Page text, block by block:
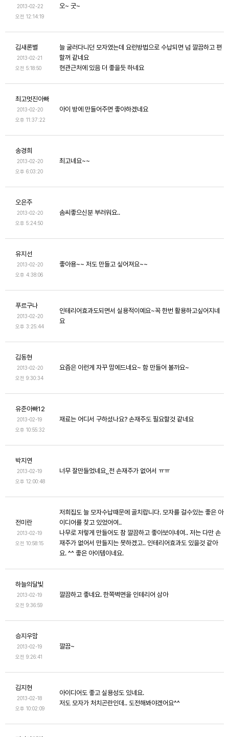
2013-02-22
오전 12:14:19
오~ 굿~
김새론별
2013-02-21
오전 5:18:50
늘 굴러다니던 모자였는데 요런방법으로 수납되면 넘 깔끔하고 편
할꺼 같네요
현관근처에 있음 더 좋을듯 하네요
최고멋진아빠
2013-02-20
오후 11:37:22
아이 방에 만들어주면 좋아하겠네요
송경희
2013-02-20
오후 6:03:20
최고네요~~
오은주
2013-02-20
오후 5:24:50
솜씨좋으신분 부러워요..
유지선
2013-02-20
오후 4:38:06
좋아용~~ 저도 만들고 싶어져요~~
푸르구나
2013-02-20
오후 3:25:44
인테리어효과도되면서 실용적이예요~꼭 한번 활용하고싶어지네
요
김동현
2013-02-20
오전 9:30:34
요즘은 이런게 자꾸 맘에드네요~ 함 만들어 볼까요~
유준아빠12
2013-02-19
오후 10:55:32
재료는 어디서 구하셨나요? 손재주도 필요할것 같네요
박지연
2013-02-19
오후 12:00:48
너무 잘만들었네요,,전 손재주가 없어서 ㅠㅠ
전미란
2013-02-19
오전 10:58:15
저희집도 늘 모자수납때문에 골치랍니다. 모자를 걸수있는 좋은 아
이디어를 찾고 있었어여..
나무로 저렇게 만들어도 참 깔끔하고 좋아보이네여.. 저는 다만 손
재주가 없어서 만들지는 못하겠고.. 인테리어효과도 있을것 같아
요. ^^ 좋은 아이템이네요.
하늘의달빛
2013-02-19
오전 9:36:59
깔끔하고 좋네요. 한쪽벽면을 인테리어 삼아
승지우맘
2013-02-19
오전 9:26:41
깔끔~
김지현
2013-02-18
오후 10:02:09
아이디어도 좋고 실용성도 있네요.
저도 모자가 처치곤란인데.. 도전해봐야겠어요^^